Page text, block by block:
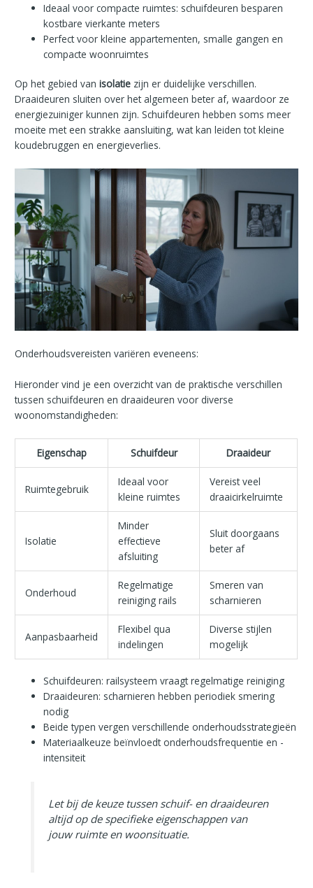
Ideaal voor compacte ruimtes: schuifdeuren besparen
kostbare vierkante meters
Perfect voor kleine appartementen, smalle gangen en
compacte woonruimtes
Op het gebied vanisolatie zijn er duidelijke verschillen.
Draaideuren sluiten over het algemeen beter af, waardoor ze
energiezuiniger kunnen zijn. Schuifdeuren hebben soms meer
moeite met een strakke aansluiting, wat kan leiden tot kleine
koudebruggen en energieverlies.
Onderhoudsvereisten variëren eveneens:
Hieronder vind je een overzicht van de praktische verschillen
tussen schuifdeuren en draaideuren voor diverse
woonomstandigheden:
Eigenschap Schuifdeur Draaideur
Ruimtegebruik
Ideaal voor
kleine ruimtes
Vereist veel
draaicirkelruimte
Isolatie
Minder
effectieve
afsluiting
Sluit doorgaans
beter af
Onderhoud
Regelmatige
reiniging rails
Smeren van
scharnieren
Aanpasbaarheid
Flexibel qua
indelingen
Diverse stijlen
mogelijk
Schuifdeuren: railsysteem vraagt regelmatige reiniging
Draaideuren: scharnieren hebben periodiek smering
nodig
Beide typen vergen verschillende onderhoudsstrategieën
Materiaalkeuze beïnvloedt onderhoudsfrequentie en -
intensiteit
Let bij de keuze tussen schuif- en draaideuren
altijd op de specifieke eigenschappen van
jouw ruimte en woonsituatie.